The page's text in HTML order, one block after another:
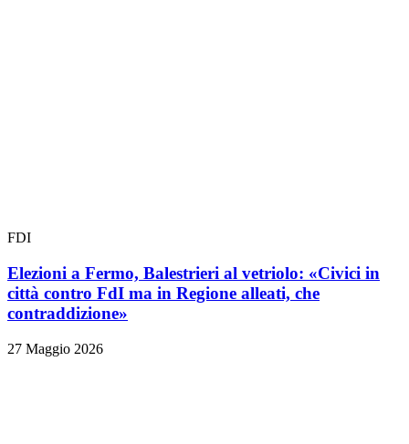
FDI
Elezioni a Fermo, Balestrieri al vetriolo: «Civici in
città contro FdI ma in Regione alleati, che
contraddizione»
27 Maggio 2026